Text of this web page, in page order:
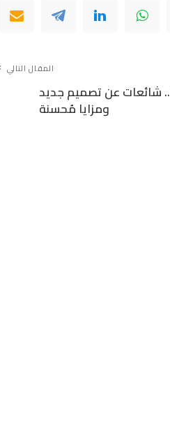
المقال التالي
iPhone 16.. شائعات عن تصميم جديد
ومزايا مُحسنة